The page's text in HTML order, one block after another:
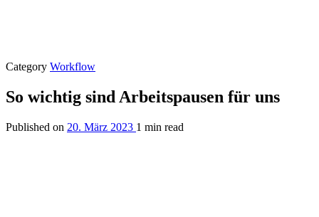
Category Workflow
So wichtig sind Arbeitspausen für uns
Published on 20. März 2023 1 min read